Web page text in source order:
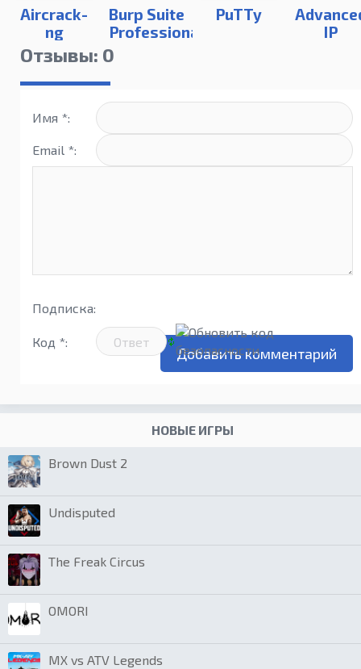
Aircrack-
ng
Burp Suite
Professional
PuTTy
IP
Отзывы: 0
Имя *:
Email *:
Подписка:
Код *:
НОВЫЕ ИГРЫ
Brown Dust 2
Undisputed
The Freak Circus
OMORI
MX vs ATV Legends